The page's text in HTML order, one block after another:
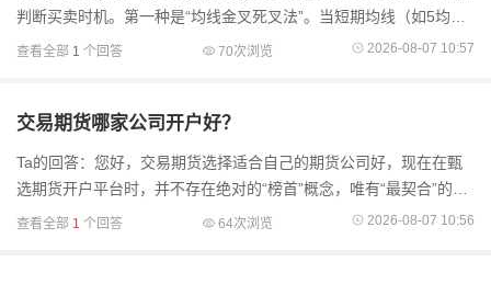
判断买卖时机。第一种是“均线金叉死叉法”。当短期均线（如5均
线）向上穿过长期均线（如10均线）形成金叉，这往往是短期上涨
查看全部 1 个回答 70次浏览 2026-08-07 10:57
交易期货哪家公司开户好？
Ta的回答：您好，交易期货选择适合自己的期货公司好，现在在甄
选期货开户平台时，并不存在绝对的“榜首”概念，唯有“最契合”的选
择。当前国内持牌正规期货公司超过150家，均处于中国证监会的严
查看全部 1 个回答 64次浏览 2026-08-07 10:56